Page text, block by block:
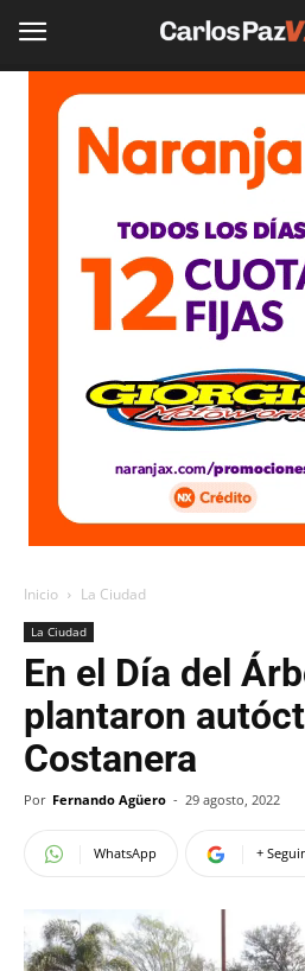
Inicio La Ciudad
La Ciudad
En el Día del
plantaron
Costanera
Por Fernando Agüero - 29 agosto, 2022
WhatsApp +